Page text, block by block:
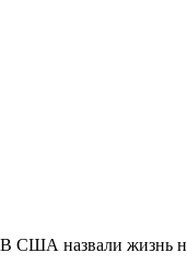
В США назвали жизнь